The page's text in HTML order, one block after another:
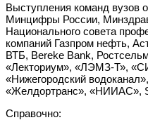
Выступления команд вузов
Минцифры России,
Национального совета
компаний Газпром нефть,
ВТБ, Bereke Bank,
«Лекториум», «ЛЭМЗ-Т»,
«Нижегородский
«Желдортранс», «НИИАС»,
Справочно: